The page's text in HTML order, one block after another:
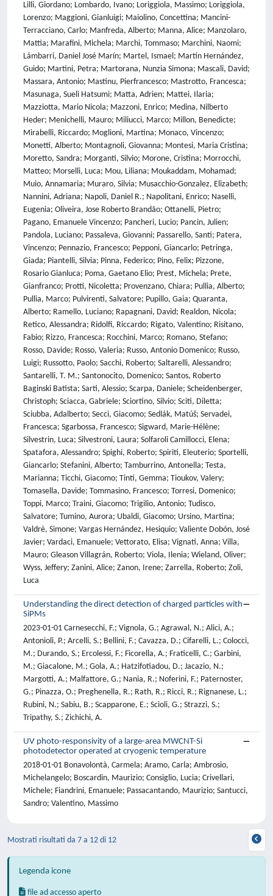
Lilli, Giordano; Lombardo, Ivano; Loriggiola, Massimo; Loriggiola,
Lorenzo; Maggioni, Gianluigi; Maiolino, Concettina; Mancini-
Terracciano, Carlo; Manfreda, Alberto; Manna, Alice; Manzolaro,
Mattia; Marafini, Michela; Marchi, Tommaso; Marchini, Naomi;
Lámbarri, Daniel José Marí­n; Martel, Ismael; Martí­n Hernández,
Guido; Martini, Petra; Martorana, Nunzia Simona; Mascali, David;
Massara, Antonio; Mastinu, Pierfrancesco; Mastrotto, Francesca;
Masunaga, Sueli Hatsumi; Matta, Adrien; Mattei, Ilaria;
Mazziotta, Mario Nicola; Mazzoni, Enrico; Medina, Nilberto
Heder; Menichelli, Mauro; Miliucci, Marco; Millon, Benedicte;
Mirabelli, Riccardo; Moglioni, Martina; Monaco, Vincenzo;
Monetti, Alberto; Montagnoli, Giovanna; Montesi, Maria Cristina;
Moretto, Sandra; Morganti, Silvio; Morone, Cristina; Morrocchi,
Matteo; Morselli, Luca; Mou, Liliana; Moukaddam, Mohamad;
Muio, Annamaria; Muraro, Silvia; Musacchio-Gonzalez, Elizabeth;
Nannini, Adriana; Napoli, Daniel R.; Napolitani, Enrico; Naselli,
Eugenia; Oliveira, Jose Roberto Brandão; Ottanelli, Pietro;
Pagano, Emanuele Vincenzo; Pancheri, Lucio; Pancin, Julien;
Pandola, Luciano; Passaleva, Giovanni; Passarello, Santi; Patera,
Vincenzo; Pennazio, Francesco; Pepponi, Giancarlo; Petringa,
Giada; Piantelli, Silvia; Pinna, Federico; Pino, Felix; Pizzone,
Rosario Gianluca; Poma, Gaetano Elio; Prest, Michela; Prete,
Gianfranco; Protti, Nicoletta; Provenzano, Chiara; Pullia, Alberto;
Pullia, Marco; Pulvirenti, Salvatore; Pupillo, Gaia; Quaranta,
Alberto; Ramello, Luciano; Rapagnani, David; Realdon, Nicola;
Retico, Alessandra; Ridolfi, Riccardo; Rigato, Valentino; Risitano,
Fabio; Rizzo, Francesca; Rocchini, Marco; Romano, Stefano;
Rosso, Davide; Rosso, Valeria; Russo, Antonio Domenico; Russo,
Luigi; Russotto, Paolo; Sacchi, Roberto; Saltarelli, Alessandro;
Santarelli, T. M.; Santonocito, Domenico; Santos, Roberto
Baginski Batista; Sarti, Alessio; Scarpa, Daniele; Scheidenberger,
Christoph; Sciacca, Gabriele; Sciortino, Silvio; Sciti, Diletta;
Sciubba, Adalberto; Secci, Giacomo; Sedlák, Matúš; Servadei,
Francesca; Sgarbossa, Francesco; Sigward, Marie-Hélène;
Silvestrin, Luca; Silvestroni, Laura; Solfaroli Camillocci, Elena;
Spatafora, Alessandro; Spighi, Roberto; Spiriti, Eleuterio; Sportelli,
Giancarlo; Stefanini, Alberto; Tamburrino, Antonella; Testa,
Marianna; Ticchi, Giacomo; Tinti, Gemma; Tioukov, Valery;
Tomasella, Davide; Tommasino, Francesco; Torresi, Domenico;
Toppi, Marco; Traini, Giacomo; Trigilio, Antonio; Tudisco,
Salvatore; Tumino, Aurora; Ubaldi, Giacomo; Ursino, Martina;
Valdrè, Simone; Vargas Hernández, Hesiquio; Valiente Dobón, José
Javier; Vardaci, Emanuele; Vettorato, Elisa; Vignati, Anna; Villa,
Mauro; Gleason Villagrán, Roberto; Viola, Ilenia; Wieland, Oliver;
Wyss, Jeffery; Zanini, Alice; Zanon, Irene; Zarrella, Roberto; Zoli,
Luca
Understanding the direct detection of charged particles with
SiPMs
2023-01-01 Carnesecchi, F.; Vignola, G.; Agrawal, N.; Alici, A.;
Antonioli, P.; Arcelli, S.; Bellini, F.; Cavazza, D.; Cifarelli, L.; Colocci,
M.; Durando, S.; Ercolessi, F.; Ficorella, A.; Fraticelli, C.; Garbini,
M.; Giacalone, M.; Gola, A.; Hatzifotiadou, D.; Jacazio, N.;
Margotti, A.; Malfattore, G.; Nania, R.; Noferini, F.; Paternoster,
G.; Pinazza, O.; Preghenella, R.; Rath, R.; Ricci, R.; Rignanese, L.;
Rubini, N.; Sabiu, B.; Scapparone, E.; Scioli, G.; Strazzi, S.;
Tripathy, S.; Zichichi, A.
UV photo-responsivity of a large-area MWCNT-Si
photodetector operated at cryogenic temperature
2018-01-01 Bonavolontà, Carmela; Aramo, Carla; Ambrosio,
Michelangelo; Boscardin, Maurizio; Consiglio, Lucia; Crivellari,
Michele; Fiandrini, Emanuele; Passacantando, Maurizio; Santucci,
Sandro; Valentino, Massimo
Mostrati risultati da 7 a 12 di 12
Legenda icone
file ad accesso aperto